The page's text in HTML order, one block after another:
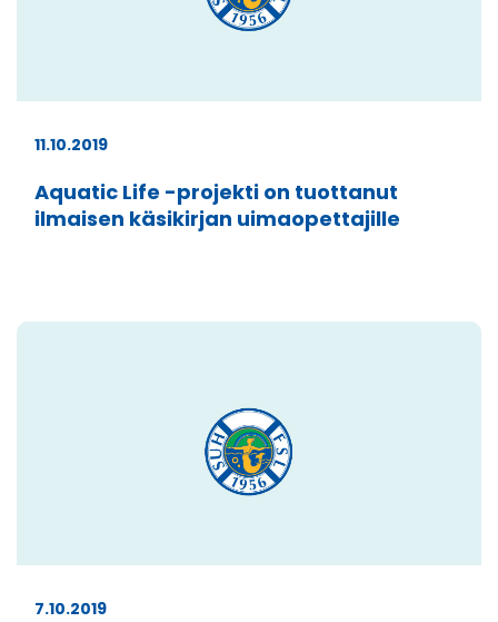
11.10.2019
Aquatic Life -projekti on tuottanut
ilmaisen käsikirjan uimaopettajille
7.10.2019